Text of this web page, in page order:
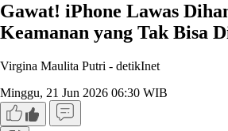
Gawat! iPhone Lawas
Keamanan yang Tak Bisa
Virgina Maulita Putri - detikInet
Minggu, 21 Jun 2026 06:30 WIB